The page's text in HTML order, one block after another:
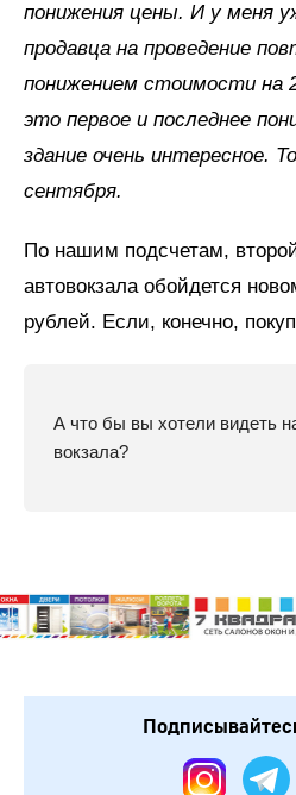
понижения цены. И у меня
продавца на проведение
понижением стоимости на
это первое и последнее
здание очень интересное.
сентября.
По нашим подсчетам,
автовокзала обойдется
рублей. Если, конечно,
А что бы вы хотели видеть
вокзала?